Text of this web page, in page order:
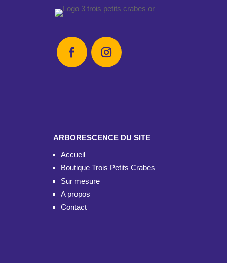
ARBORESCENCE DU SITE
Accueil
Boutique Trois Petits Crabes
Sur mesure
A propos
Contact